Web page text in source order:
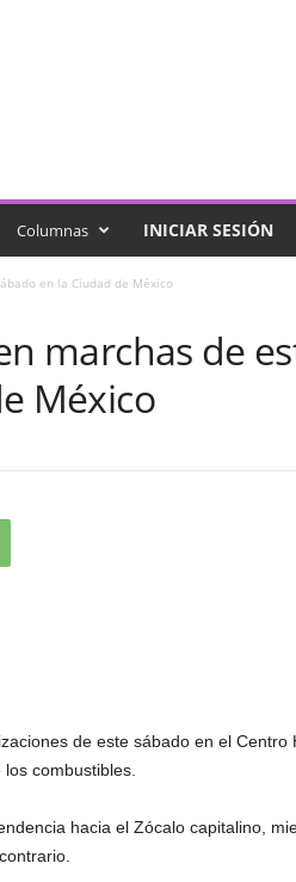
Columnas INICIAR SESIÓN
en la Ciudad de México
marchas de
México
de este sábado en el Centro
combustibles.
hacia el Zócalo capitalino,